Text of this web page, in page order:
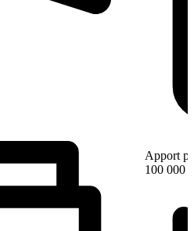
Apport
100 000 €